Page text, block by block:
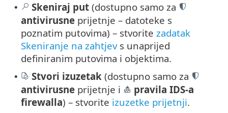
• Skeniraj put (dostupno samo za
antivirusne prijetnje – datoteke s
poznatim putovima) – stvorite zadatak
Skeniranje na zahtjevs unaprijed
definiranim putovima i objektima.
• Stvori izuzetak (dostupno samo za
antivirusne prijetnje i
pravila IDS-a
firewalla) – stvorite izuzetke prijetnji.